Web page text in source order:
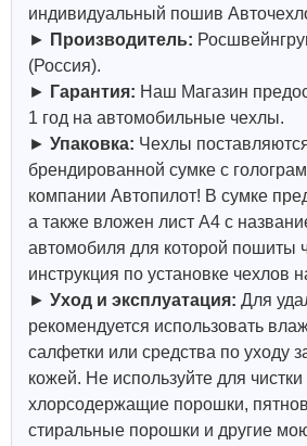
индивидуальный пошив
► Производитель:
(Россия).
► Гарантия: Наш Магазин
1 год на автомобильные чехлы.
► Упаковка: Чехлы
брендированной сумке с
компании Автопилот! В сумке
а также вложен лист А4 с
автомобиля для которой пошиты
инструкция по установке чехлов
► Уход и эксплуатация: Для
рекомендуется использовать
салфетки или средства по уходу
кожей. Не используйте для
хлорсодержащие порошки,
стиральные порошки и другие